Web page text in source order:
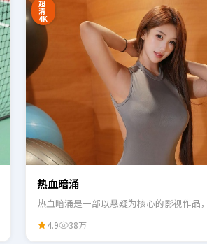
超
清
4K
热血暗涌
热血暗涌是一部以悬疑为核心的影视作品
4.9 38万